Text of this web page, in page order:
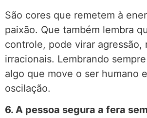
São cores que remetem à
paixão. Que também lembra
controle, pode virar agressão,
irracionais. Lembrando
algo que move o ser humano
oscilação.
6. A pessoa segura a fera